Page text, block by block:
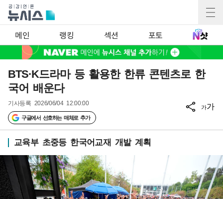
메인 랭킹 섹션 포토
BTS·K드라마 등 활용한 한류 콘텐츠로 한
국어 배운다
기사등록 2026/06/04 12:00:00
구글에서 선호하는 매체로 추가
가가
교육부 초중등 한국어교재 개발 계획